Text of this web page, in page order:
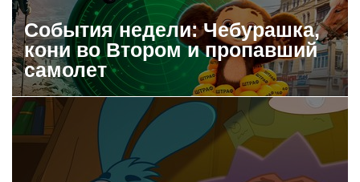
События недели: Чебурашка,
кони во Втором и пропавший
самолет